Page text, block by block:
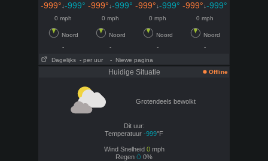
-999°↓-999° -999°↓-999° -999°↓-999° -999°↓-999°
0 mph 0 mph 0 mph 0 mph
Noord Noord Noord
Noord
-
- -
-
Dagelijks - per uur - Niewe pagina
Huidige Situatie Offline
Grotendeels bewolkt
Dit uur:
Temperatuur -999°F
Wind Snelheid 0mph
Regen
0%